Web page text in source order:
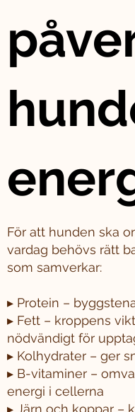
För att hunden ska
vardag behövs rätt
som samverkar:
▸ Protein –
▸ Fett – kroppens
nödvändigt för
▸ Kolhydrater – ger
▸ B-vitaminer –
energi i cellerna
▸ Järn och koppar –